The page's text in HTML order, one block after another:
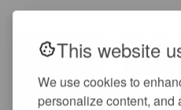
This website
We use cookies to
personalize content, and